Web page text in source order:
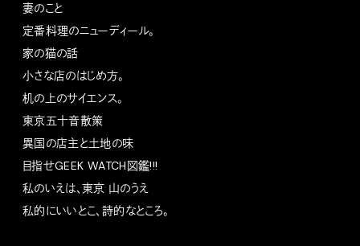
妻のこと
定番料理のニューディール。
家の猫の話
小さな店のはじめ方。
机の上のサイエンス。
東京五十音散策
異国の店主と土地の味
目指せGEEK WATCH図鑑!!!
私のいえは、東京 山のうえ
私的にいいとこ、詩的なところ。